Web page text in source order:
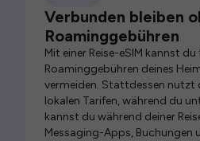
Verbunden bleiben
Roaminggebühren
Mit einer Reise-eSIM kannst du
Roaminggebühren deines
vermeiden. Stattdessen nutzt
lokalen Tarifen, während du
kannst du während deiner
Messaging-Apps, Buchungen